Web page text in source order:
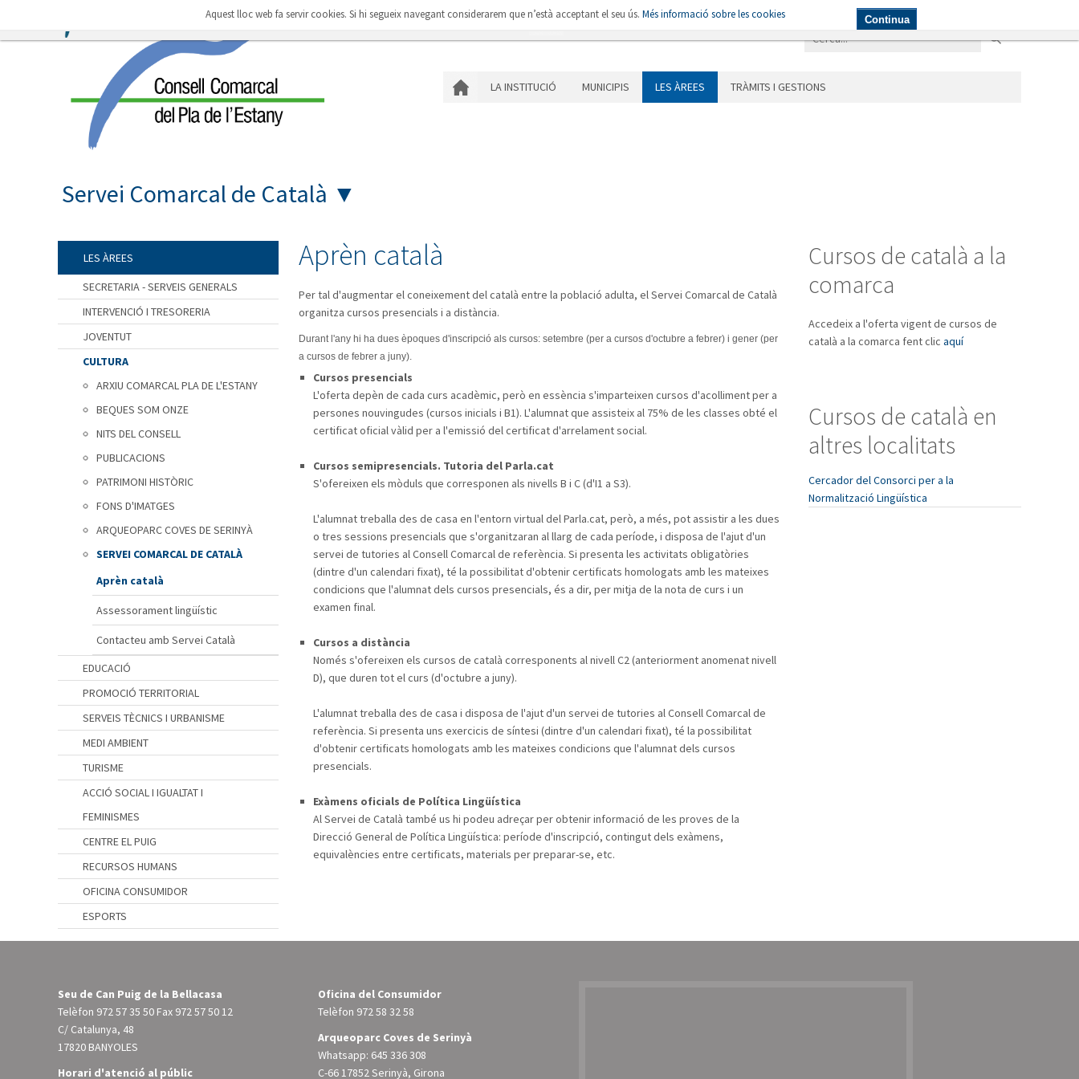
LA INSTITUCIÓ MUNICIPIS TRÀMITS I GESTIONS
LA INSTITUCIÓ MUNICIPIS LES ÀREES TRÀMITS I GESTIONS
Servei Comarcal de Català ▼
LES ÀREES
SECRETARIA - SERVEIS GENERALS
INTERVENCIÓ I TRESORERIA
JOVENTUT
CULTURA
ARXIU COMARCAL PLA DE L'ESTANY
BEQUES SOM ONZE
NITS DEL CONSELL
PUBLICACIONS
PATRIMONI HISTÒRIC
FONS D'IMATGES
ARQUEOPARC COVES DE SERINYÀ
SERVEI COMARCAL DE CATALÀ
Aprèn català
Assessorament lingüístic
Contacteu amb Servei Català
EDUCACIÓ
PROMOCIÓ TERRITORIAL
SERVEIS TÈCNICS I URBANISME
MEDI AMBIENT
TURISME
ACCIÓ SOCIAL I IGUALTAT I
FEMINISMES
CENTRE EL PUIG
RECURSOS HUMANS
OFICINA CONSUMIDOR
ESPORTS
Aprèn català
Per tal d'augmentar el coneixement del català entre la població adulta, el Servei Comarcal de Català
organitza cursos presencials i a distància.
Durant l'any hi ha dues èpoques d'inscripció als cursos: setembre (per a cursos d'octubre a febrer) i gener (per
a cursos de febrer a juny).
Cursos presencials
L'oferta depèn de cada curs acadèmic, però en essència s'imparteixen cursos d'acolliment per a
persones nouvingudes (cursos inicials i B1). L'alumnat que assisteix al 75% de les classes obté el
certificat oficial vàlid per a l'emissió del certificat d'arrelament social.
Cursos semipresencials. Tutoria del Parla.cat
S'ofereixen els mòduls que corresponen als nivells B i C (d'I1 a S3).
L'alumnat treballa des de casa en l'entorn virtual del Parla.cat, però, a més, pot assistir a les dues
o tres sessions presencials que s'organitzaran al llarg de cada període, i disposa de l'ajut d'un
servei de tutories al Consell Comarcal de referència. Si presenta les activitats obligatòries
(dintre d'un calendari fixat), té la possibilitat d'obtenir certificats homologats amb les mateixes
condicions que l'alumnat dels cursos presencials, és a dir, per mitja de la nota de curs i un
examen final.
Cursos a distància
Només s'ofereixen els cursos de català corresponents al nivell C2 (anteriorment anomenat nivell
D), que duren tot el curs (d'octubre a juny).
L'alumnat treballa des de casa i disposa de l'ajut d'un servei de tutories al Consell Comarcal de
referència. Si presenta uns exercicis de síntesi (dintre d'un calendari fixat), té la possibilitat
d'obtenir certificats homologats amb les mateixes condicions que l'alumnat dels cursos
presencials.
Exàmens oficials de Política Lingüística
Al Servei de Català també us hi podeu adreçar per obtenir informació de les proves de la
Direcció General de Política Lingüística: període d'inscripció, contingut dels exàmens,
equivalències entre certificats, materials per preparar-se, etc.
Cursos de català a la
comarca
Accedeix a l'oferta vigent de cursos de
català a la comarca fent clic aquí
Cursos de català en
altres localitats
Cercador del Consorci per a la
Normalització Lingüística
Seu de Can Puig de la Bellacasa
Telèfon 972 57 35 50 Fax 972 57 50 12
C/ Catalunya, 48
17820 BANYOLES
Horari d'atenció al públic
Oficina del Consumidor
Telèfon 972 58 32 58
Arqueoparc Coves de Serinyà
Whatsapp: 645 336 308
C-66 17852 Serinyà, Girona
Aquest lloc web fa servir cookies. Si hi segueix navegant considerarem que n’està acceptant el seu ús. Més informació sobre les cookies Continua